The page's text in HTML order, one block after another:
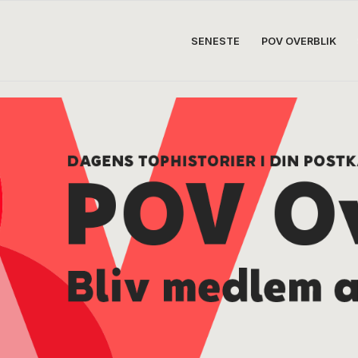
SENESTE POV OVERBLIK